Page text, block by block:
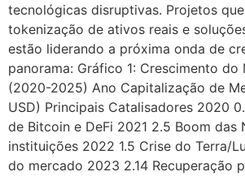
tecnológicas disruptivas. Projetos
tokenização de ativos reais e
estão liderando a próxima onda de
panorama: Gráfico 1: Crescimento
(2020-2025) Ano Capitalização de
USD) Principais Catalisadores 2020
de Bitcoin e DeFi 2021 2.5 Boom das
instituições 2022 1.5 Crise do Terra/
do mercado 2023 2.14 Recuperação